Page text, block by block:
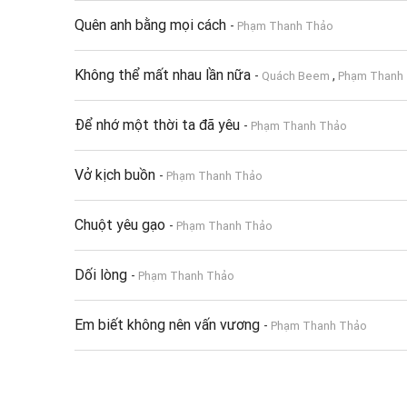
Quên anh bằng mọi cách - Phạm Thanh Thảo
Không thể mất nhau lần nữa - Quách Beem , Phạm
Để nhớ một thời ta đã yêu - Phạm Thanh Thảo
Vở kịch buồn - Phạm Thanh Thảo
Chuột yêu gạo - Phạm Thanh Thảo
Dối lòng - Phạm Thanh Thảo
Em biết không nên vấn vương - Phạm Thanh Thảo